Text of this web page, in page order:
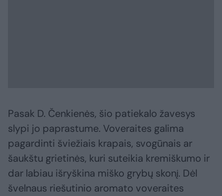
Pasak D. Čenkienės, šio patiekalo žavesys
slypi jo paprastume. Voveraites galima
pagardinti šviežiais krapais, svogūnais ar
šaukštu grietinės, kuri suteikia kremiškumo ir
dar labiau išryškina miško grybų skonį. Dėl
švelnaus riešutinio aromato voveraites